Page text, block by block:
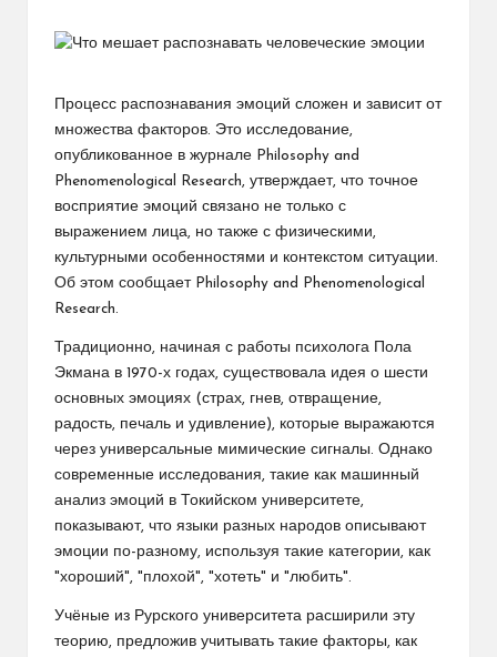
Процесс распознавания эмоций сложен и зависит от
множества факторов. Это исследование,
опубликованное в журнале Philosophy and
Phenomenological Research, утверждает, что точное
восприятие эмоций связано не только с
выражением лица, но также с физическими,
культурными особенностями и контекстом ситуации.
Об этом сообщает Philosophy and Phenomenological
Research.
Традиционно, начиная с работы психолога Пола
Экмана в 1970-х годах, существовала идея о шести
основных эмоциях (страх, гнев, отвращение,
радость, печаль и удивление), которые выражаются
через универсальные мимические сигналы. Однако
современные исследования, такие как машинный
анализ эмоций в Токийском университете,
показывают, что языки разных народов описывают
эмоции по-разному, используя такие категории, как
"хороший", "плохой", "хотеть" и "любить".
Учёные из Рурского университета расширили эту
теорию, предложив учитывать такие факторы, как